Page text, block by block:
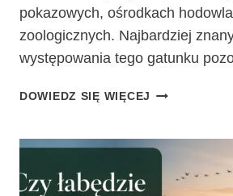
pokazowych, ośrodkach
zoologicznych. Najbardziej
występowania tego gatunku
DOWIEDZ SIĘ WIĘCEJ GDZIE
W